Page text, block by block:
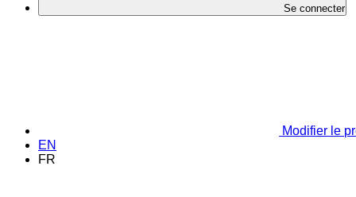
Se connecter
Modifier le
EN
FR